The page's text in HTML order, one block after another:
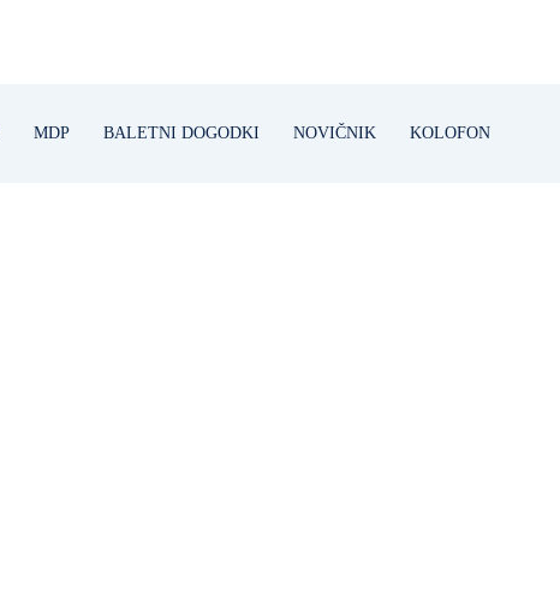
MDP BALETNI DOGODKI NOVIČNIK KOLOFON